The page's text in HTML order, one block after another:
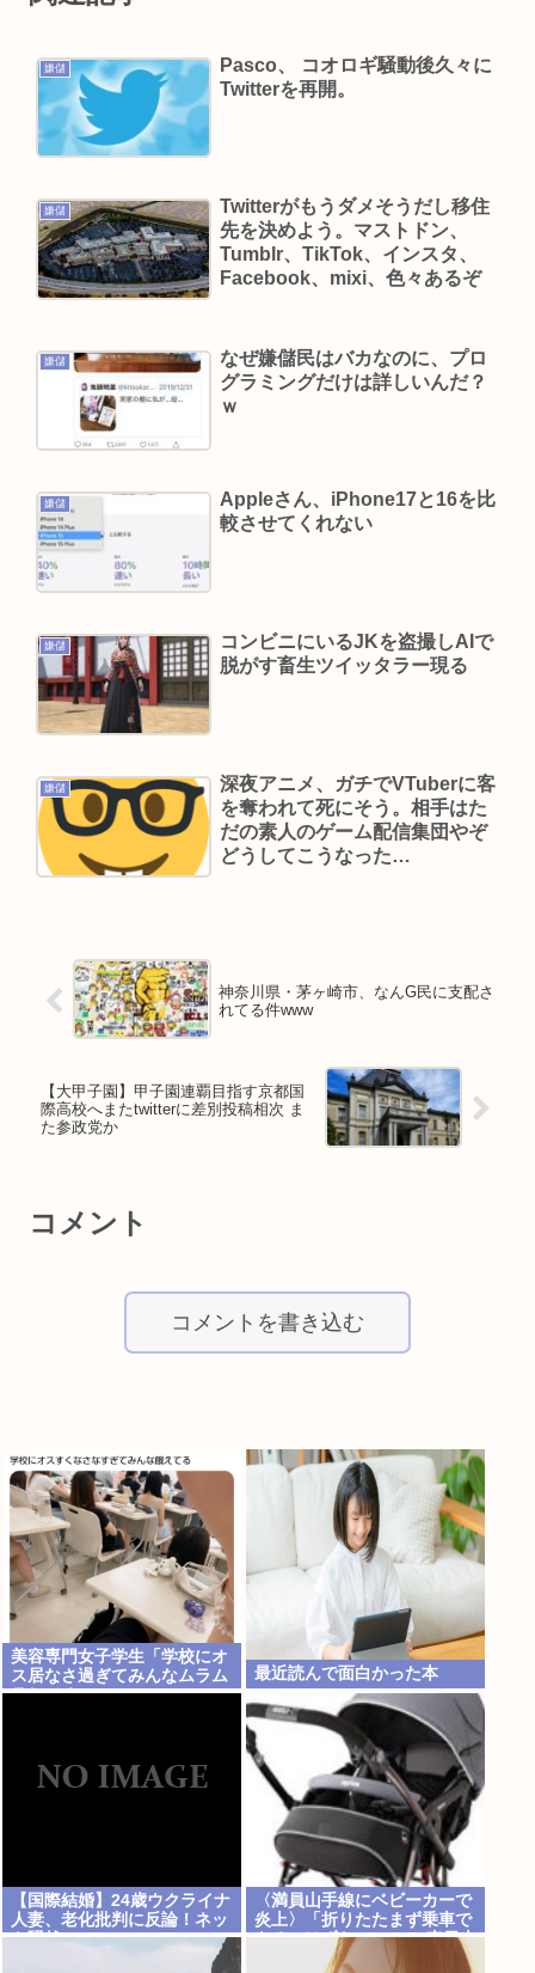
コンビニでパンツ買うやつwww
高級車さん、ちょっと駐車位置をはみ出しただけ
で晒されるwwwWwwWWw
18歳美少女アイドル星乃ゆら、シンママだと発
覚。運営は「未婚で現在交際している相手もいな
いので大丈夫」と発表
理由w
中年層が「ちいかわ」にハマる理由www
イケメンアイドル重岡大毅が結婚。相手女性がバ
VIVANTがつまらない理由
Powered by livedoor 相互RSS
嫌儲
Pasco、 コオロギ騒動後久々に
Twitterを再開。
嫌儲
Twitterがもうダメそうだし移住
先を決めよう。マストドン、
Tumblr、TikTok、インスタ、
Facebook、mixi、色々あるぞ
嫌儲
なぜ嫌儲民はバカなのに、プロ
グラミングだけは詳しいんだ？
ｗ
嫌儲
Appleさん、iPhone17と16を比
較させてくれない
嫌儲
コンビニにいるJKを盗撮しAIで
脱がす畜生ツイッタラー現る
嫌儲
深夜アニメ、ガチでVTuberに客
を奪われて死にそう。相手はた
だの素人のゲーム配信集団やぞ
どうしてこうなった…
神奈川県・茅ヶ崎市、なんG民に支配さ
れてる件www
【大甲子園】甲子園連覇目指す京都国
際高校へまたtwitterに差別投稿相次 ま
た参政党か
コメント
コメントを書き込む
美容専門女子学生「学校にオ
ス居なさ過ぎてみんなムラム
ラしてる 」
最近読んで面白かった本
【国際結婚】24歳ウクライナ
人妻、老化批判に反論！ネッ
ト騒然
〈満員山手線にベビーカーで
炎上〉「折りたたまず乗車で
きる」はずなのに…JR東日本
が示した見解